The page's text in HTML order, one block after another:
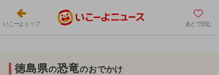
いこーよトップ あとで読む
徳島県の恐竜のおでかけ